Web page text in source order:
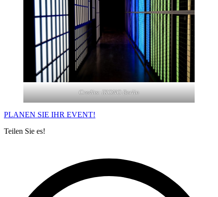
Credits: IKONO Berlin
PLANEN SIE IHR EVENT!
Teilen Sie es!